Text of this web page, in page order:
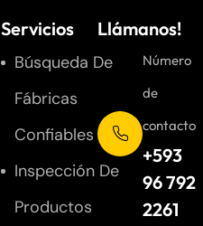
Servicios
Búsqueda De
Fábricas
Confiables
Inspección De
Productos
Llámanos!
Número
de
contacto
+593
96 792
2261